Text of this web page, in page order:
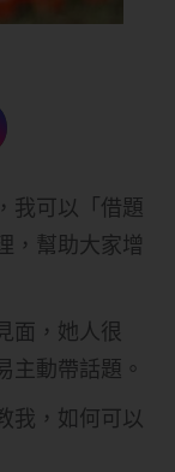
我可以「借題
，幫助大家增
面，她人很
主動帶話題。
我，如何可以